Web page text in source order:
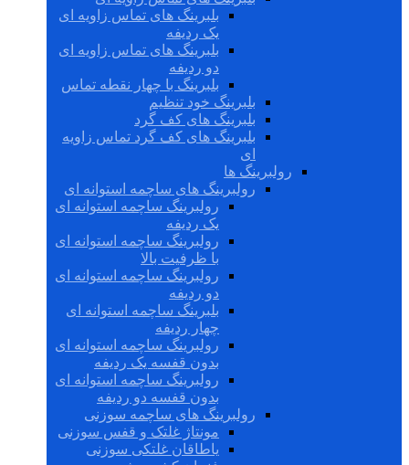
بلبرینگ های تماس زاویه ای
یک ردیفه
بلبرینگ های تماس زاویه ای
دو ردیفه
بلبرینگ با چهار نقطه تماس
بلبرینگ خود تنظیم
بلبرینگ های کف گرد
بلبرینگ های کف گرد تماس زاویه
ای
رولبرینگ ها
رولبرینگ های ساچمه استوانه ای
رولبرینگ ساچمه استوانه ای
یک ردیفه
رولبرینگ ساچمه استوانه ای
با ظرفیت بالا
رولبرینگ ساچمه استوانه ای
دو ردیفه
بلبرینگ ساچمه استوانه ای
چهار ردیفه
رولبرینگ ساچمه استوانه ای
بدون قفسه یک ردیفه
رولبرینگ ساچمه استوانه ای
بدون قفسه دو ردیفه
رولبرینگ های ساچمه سوزنی
مونتاژ غلتک و قفس سوزنی
یاطاقان غلتکی سوزنی